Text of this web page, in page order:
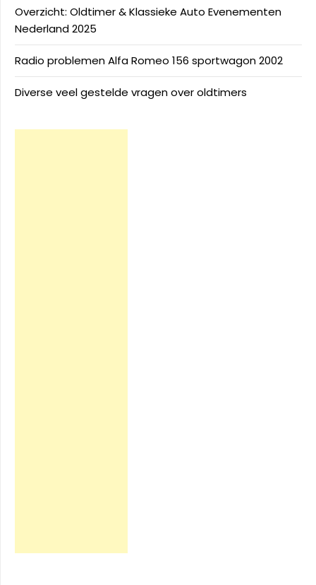
Overzicht: Oldtimer & Klassieke Auto Evenementen
Nederland 2025
Radio problemen Alfa Romeo 156 sportwagon 2002
Diverse veel gestelde vragen over oldtimers